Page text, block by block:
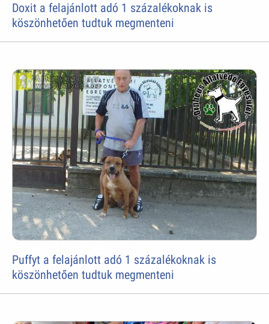
Doxit a felajánlott adó 1 százalékoknak is
köszönhetően tudtuk megmenteni
Puffyt a felajánlott adó 1 százalékoknak is
köszönhetően tudtuk megmenteni